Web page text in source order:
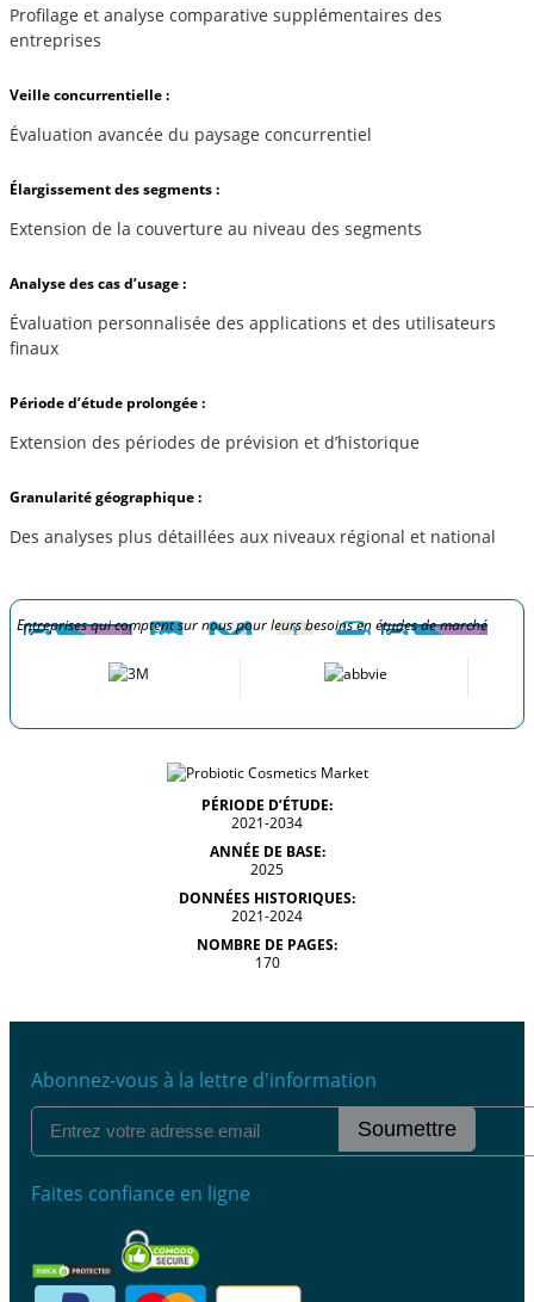
Profilage et analyse comparative supplémentaires des
entreprises
Veille concurrentielle :
Évaluation avancée du paysage concurrentiel
Élargissement des segments :
Extension de la couverture au niveau des segments
Analyse des cas d’usage :
Évaluation personnalisée des applications et des utilisateurs
finaux
Période d’étude prolongée :
Extension des périodes de prévision et d’historique
Granularité géographique :
Des analyses plus détaillées aux niveaux régional et national
Entreprises qui comptent sur nous pour leurs besoins en études de marché
PÉRIODE D’ÉTUDE:
2021-2034
ANNÉE DE BASE:
2025
DONNÉES HISTORIQUES:
2021-2024
NOMBRE DE PAGES:
170
Abonnez-vous à la lettre d'information
Soumettre
Faites confiance en ligne